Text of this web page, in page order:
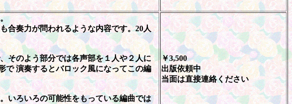
合奏力が問われるような内容です。20人
そのよう部分では各声部を１人や２人に
演奏するとバロック風になってこの編
いろいろの可能性をもっている編曲では
￥3,500
出版依頼中
当面は直接連絡ください